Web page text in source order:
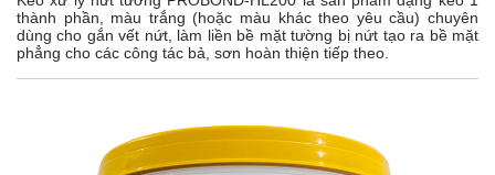
thành phần, màu trắng (hoặc màu khác theo yêu cầu) chuyên
dùng cho gắn vết nứt, làm liền bề mặt tường bị nứt tạo ra bề mặt
phẳng cho các công tác bả, sơn hoàn thiện tiếp theo.